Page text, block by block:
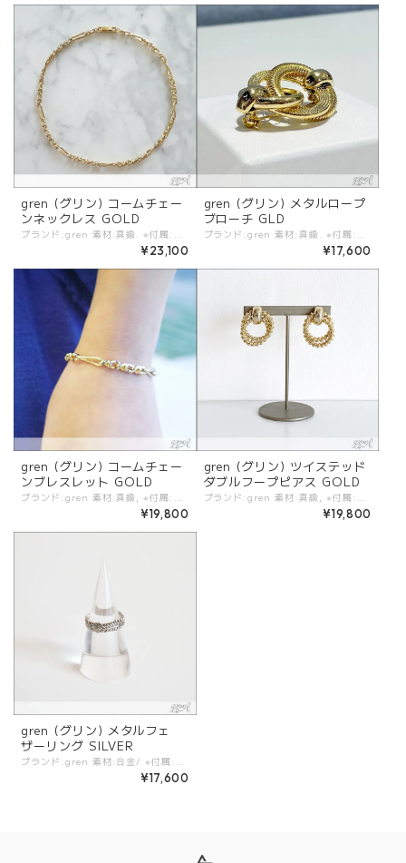
gren (グリン) コームチェー
ンネックレス GOLD
¥23,100
gren (グリン) メタルロープ
ブローチ GLD
¥17,600
gren (グリン) コームチェー
ンブレスレット GOLD
ブランド:gren 素材:真鍮, ※付属:ブランド箱 (デッドストック/ヴィンテージパーツには色味の変化や、多少のキズに見える部分がある場合がございます。ヴィンテージ（加工）ならではの風合いとしてお楽しみください。) カラー:GOLD サイズ:着用時:16cm. - 程よい重厚感のあるデッドストックチェーンのブレスレット。 留め具は中留クラスプタイプで片手でもつけやすいデザイン。 華奢なチェーンブレスレットやボリュームバングルとのミックスコーディネートにも相性の良いボリューム感。 同じシリーズのネックレスとのセット使いもおすすめです。 #gren #grenbym -gren- 「宝石箱を開けたときのような わくわくするアクセサリー」をコンセプトに、時代や流行が変わっても末長く愛着をもてる「宝物」のような存在でありたい。 そう想いを込めて一点一点丁寧につくられています。 80年のときを経てエイジングされた独特の色合いが特徴的なフランス製の手吹きのスフレグラスパール. 名だたるメゾンに使われた彫金細工のような細かいモチーフが特徴の「desrues社」のガラスボタン. デザイナーが世界中を旅して探し出したヴィンテージやリミテッドの希少なパーツが施されたアクセサリーたちは言葉のとおり「宝物」のよう。 ※くすんで見える場合がございますが、ヴィンテージの加工によるものです。 ※商品カラーは撮影時の光や閲覧環境によって、実際の商品と若干異なる場合がございます。 ※平置き採寸となりますので、多少の誤差が生じる場合がございます。 ※タグ記載の注意事項、洗濯表示を必ずお読みください。 ☆その他気になる点はお気軽にご連絡ください。 gren-bracecombchain-gold
¥19,800
gren (グリン) ツイステッド
ダブルフープピアス GOLD
ブランド:gren 素材:真鍮, ※付属:ブランド箱 (デッドストック/ヴィンテージパーツには色味の変化や、多少のキズに見える部分がある場合がございます。ヴィンテージ（加工）ならではの風合いとしてお楽しみください。) カラー:GOLD サイズ:約2cm×約2.5cm. - ツイストフープが二重になった立体的なピアス。 程よいサイズ感と抜け感があるデザインで、付け心地軽やかなのが嬉しいポイント。 カジュアルなコーディネートに華やかさをプラスしてくれるアイテム。 #gren #grenbym -gren- 「宝石箱を開けたときのような わくわくするアクセサリー」をコンセプトに、時代や流行が変わっても末長く愛着をもてる「宝物」のような存在でありたい。 そう想いを込めて一点一点丁寧につくられています。 80年のときを経てエイジングされた独特の色合いが特徴的なフランス製の手吹きのスフレグラスパール. 名だたるメゾンに使われた彫金細工のような細かいモチーフが特徴の「desrues社」のガラスボタン. デザイナーが世界中を旅して探し出したヴィンテージやリミテッドの希少なパーツが施されたアクセサリーたちは言葉のとおり「宝物」のよう。 ※くすんで見える場合がございますが、ヴィンテージの加工によるものです。 ※商品カラーは撮影時の光や閲覧環境によって、実際の商品と若干異なる場合がございます。 ※平置き採寸となりますので、多少の誤差が生じる場合がございます。 ※タグ記載の注意事項、洗濯表示を必ずお読みください。 ☆その他気になる点はお気軽にご連絡ください。 gren-pitwisted-gold
¥19,800
gren (グリン) メタルフェ
ザーリング SILVER
¥17,600